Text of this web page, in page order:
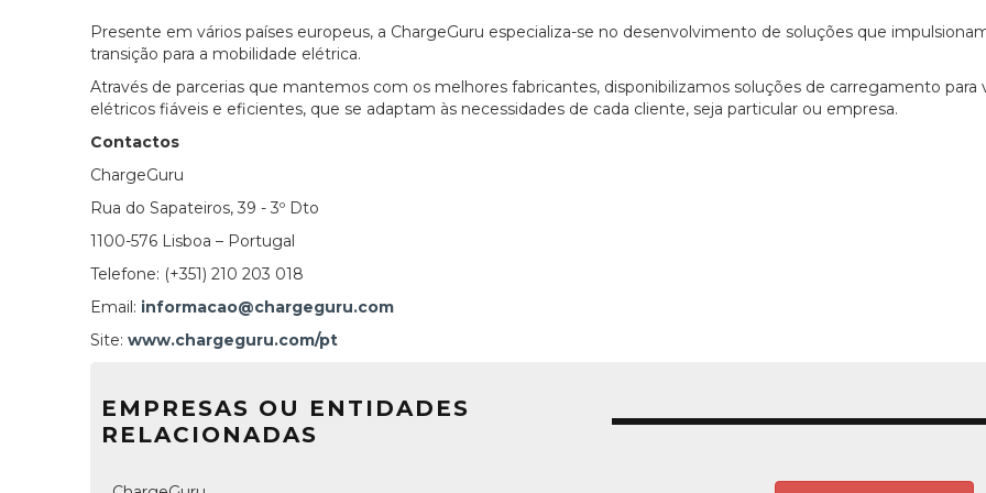
Presente em vários países europeus, a ChargeGuru especializa-se no desenvolvimento de soluções que
transição para a mobilidade elétrica.
Através de parcerias que mantemos com os melhores fabricantes, disponibilizamos soluções de carregamento para
elétricos fiáveis e eficientes, que se adaptam às necessidades de cada cliente, seja particular ou empresa.
Contactos
ChargeGuru
Rua do Sapateiros, 39 - 3º Dto
1100-576 Lisboa – Portugal
Telefone: (+351) 210 203 018
Email: informacao@chargeguru.com
Site: www.chargeguru.com/pt
EMPRESAS OU ENTIDADES
RELACIONADAS